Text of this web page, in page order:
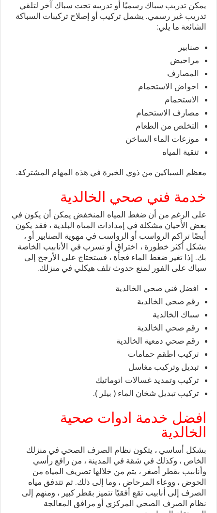
يمكن تدريب سباك رسميًا أو تدريبه تحت سباك آخر لتلقي
تدريب غير رسمي. يشمل تركيب أو إصلاح تركيبات السباكة
الشائعة ما يلي:
صنابير
مراحيض
المصارف
احواض الاستحمام
الاستحمام
مصارف الاستحمام
التخلص من الطعام
موزعات الماء الساخن
تنقية المياه
معظم السباكين من ذوي الخبرة في هذه المهام المشتركة.
خدمة فني صحي الخالدية
على الرغم من أن ضغط المياه المنخفض يمكن أن يكون في
بعض الأحيان مشكلة في إمدادات المياه البلدية ، فقد يكون
أيضًا تراكم الرواسب أو الرواسب في مهوية الصنابير أو ،
بشكل أكثر خطورة ، اختراق أو تسرب في الأنابيب الخاصة
بك. إذا تغير ضغط الماء فجأة ، فستحتاج على الأرجح إلى
سباك على الفور لمنع حدوث تلف هيكلي في منزلك.
افضل فني صحي الخالدية
رقم صحي الخالدية
سباك الخالدية
رقم صحي الخالدية
رقم صحي دمعية الخالدية
تركيب اطقم حمامات
تبديل وتركيب مغاسل
تركيب وتمديد غسالات اتوماتيك
تركيب تبديل شخان الماء ( بيلر ).
افضل خدمة ادوات صحية
الخالدية
بشكل أساسي ، يتكون نظام الصرف الصحي في منزلك
الخاص ، وكذلك في شقة في المدينة ، من رافع رأسي
وأنابيب بقطر أصغر ، يتم من خلالها تصريف المياه من
الحوض ، ووعاء المرحاض ، وما إلى ذلك. ثم تتدفق مياه
الصرف إلى أنابيب تقع أفقيًا تتميز بقطر كبير ، ومنهم إلى
نظام الصرف الصحي المركزي أو مرافق المعالجة